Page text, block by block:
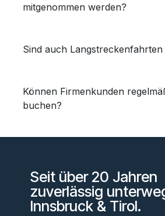
mitgenommen werden?
Sind auch Langstreckenfahrten
Können Firmenkunden
buchen?
Seit über 20 Jahren
zuverlässig
Innsbruck & Tirol.